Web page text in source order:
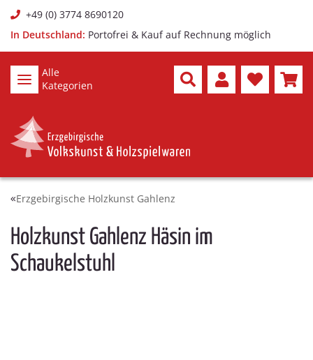
+49 (0) 3774 8690120
In Deutschland: Portofrei & Kauf auf Rechnung möglich
Alle
Kategorien
Erzgebirgische Holzkunst Gahlenz
Holzkunst Gahlenz Häsin im
Schaukelstuhl